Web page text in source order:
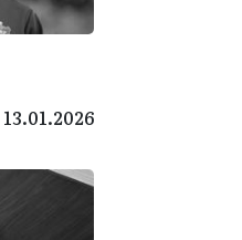
13.01.2026